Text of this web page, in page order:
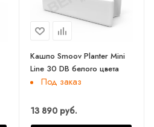
Кашпо Smoov Planter Mini
Line 30 DB белого цвета
Под заказ
13 890 руб.